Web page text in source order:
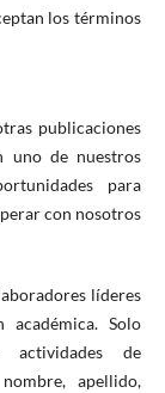
los términos
publicaciones
uno de nuestros
para
con nosotros
líderes
Solo
actividades de
apellido,